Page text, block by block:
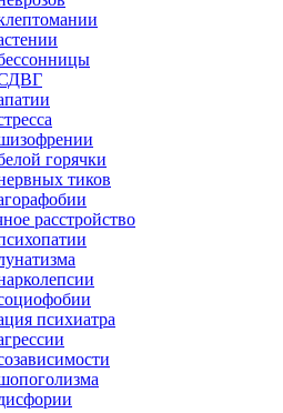
горячки
тиков
расстройство
психиатра